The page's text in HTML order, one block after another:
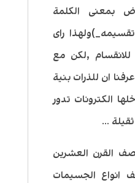
بمعنى الكلمة
راى
للانقسام ,لكن مع
ان للذرات بنية
الكترونات تدور
…
القرن العشرين
انواع الجسيمات